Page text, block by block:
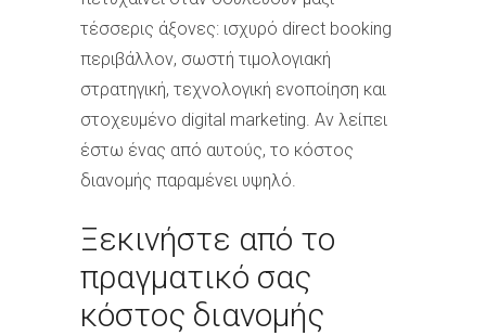
τέσσερις άξονες: ισχυρό direct booking
περιβάλλον, σωστή τιμολογιακή
στρατηγική, τεχνολογική ενοποίηση και
στοχευμένο digital marketing. Αν λείπει
έστω ένας από αυτούς, το κόστος
διανομής παραμένει υψηλό.
Ξεκινήστε από το
πραγματικό σας
κόστος διανομής